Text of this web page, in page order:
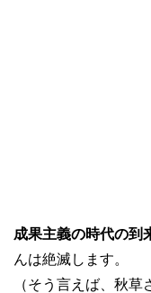
成果主義の時代の到
んは絶滅します。
（そう言えば、秋草